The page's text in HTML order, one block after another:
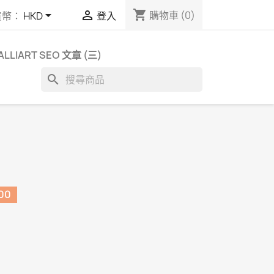
： HKD  登入 shopping_cart 購物車 (0)
SEO 文章 (三)
search